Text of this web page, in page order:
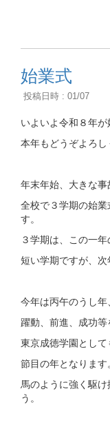
始業式
投稿日時 : 01/07
いよいよ令和８年が
本年もどうぞよろし
年末年始、大きな事
全校で３学期の始
す。
３学期は、この一年
短い学期ですが、次
今年は丙午のうし
躍動、前進、成功等
東京成徳学園とし
節目の年となります
馬のように強く駆
う。